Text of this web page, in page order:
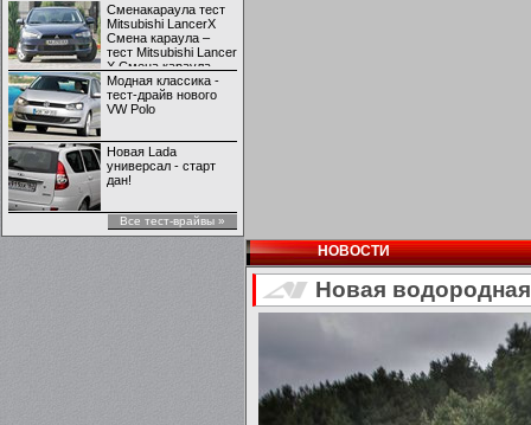
Сменакараула тест
Mitsubishi LancerX
Смена караула –
тест Mitsubishi Lancer
X Смена караула –
тест Mitsubishi Lancer
X
Модная классика -
тест-драйв нового
VW Polo
Новая Lada
универсал - старт
дан!
Все тест-врайвы »
НОВОСТИ
Новая